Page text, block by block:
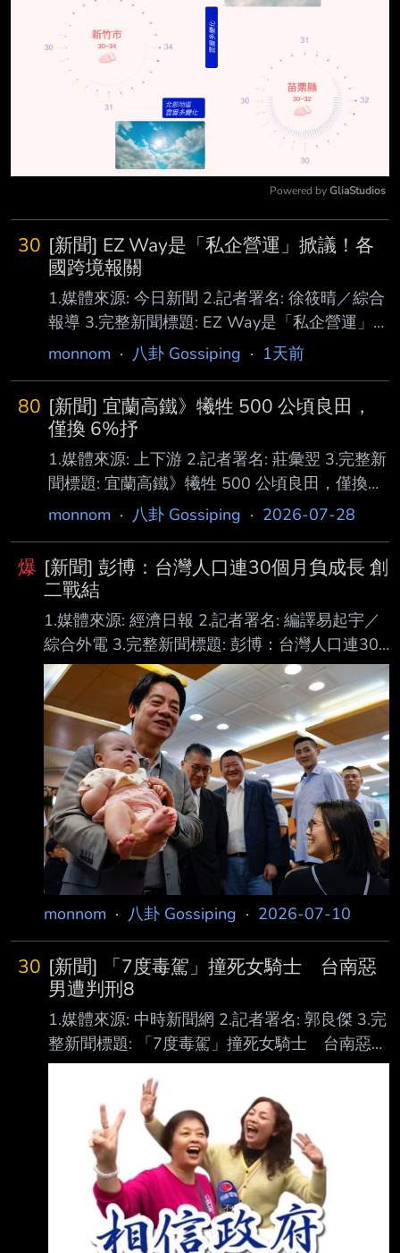
Powered by GliaStudios
30 [新聞] EZ Way是「私企營運」掀議！各
國跨境報關
1.媒體來源: 今日新聞 2.記者署名: 徐筱晴／綜合
報導 3.完整新聞標題: EZ Way是「私企營運」掀
議！各國跨境報關怎麼做？台灣制度很特殊 4.完
Way易利委」由民間公司營運展開討論，質疑涉
及全民 使用的跨境實名認證系統，卻交由私人
企業維護，是否衍生個資安全與公共治理疑慮。
事 實上，放眼全球，多數國家跨境網購都採電
子化報關，但各國做法不盡相同，台灣採用單
一App辦理實名認證的模式，在主要經濟體中相
對少見。 台灣目前跨境快遞採取「實名認證＋
線上委任
monnom · 八卦 Gossiping · 1天前
80 [新聞] 宜蘭高鐵》犧牲 500 公頃良田，
僅換 6%抒
1.媒體來源: 上下游 2.記者署名: 莊彙翌 3.完整新
聞標題: 宜蘭高鐵》犧牲 500 公頃良田，僅換
6%抒解車流效益？專家：選址黑箱，炒作土地
變，行政院核定高鐵延伸宜蘭，預計投入逾
3600 億元，然而站 址選擇過程備受質疑：政府
原本曾規畫與宜蘭車站共構，周邊也有公有土
地，最後卻改選 「縣政中心南側」，透過區段
徵收大幅開發農地，預計造成 500 公頃良田消
失。 專家與民團質疑，該案耗資逾 3600 億
元，實際紓解國五車流的效益可能僅有 3.4% 至
monnom · 八卦 Gossiping · 2026-07-28
爆 [新聞] 彭博：台灣人口連30個月負成長 創
二戰結
1.媒體來源: 經濟日報 2.記者署名: 編譯易起宇／
綜合外電 3.完整新聞標題: 彭博：台灣人口連30
個月負成長 創二戰結束以來最久紀錄 4.完整新聞
內文: 台灣創下自二戰結束以來維持最久的人口負
成長，凸顯出這個位在全球人工智慧（AI）熱 潮
中心的製造樞紐所面臨的人口挑戰。 內政部10日
數據顯示，截至6月底止，全台人口為2,324萬
3,565人，比去年同期減少0.44% 。據彭博統
計，這將是全台人口連續第30個月下滑，持續期
間超越新冠疫情期間的連29個 月。 和許多東亞
經濟體一樣，台灣在翻轉其全球名列前
monnom · 八卦 Gossiping · 2026-07-10
30 [新聞] 「7度毒駕」撞死女騎士 台南惡
男遭判刑8
1.媒體來源: 中時新聞網 2.記者署名: 郭良傑 3.完
整新聞標題: 「7度毒駕」撞死女騎士 台南惡男
遭判刑8年11月 4.完整新聞內文: 男子連彥宇去
年連續犯下7件毒駕案，其中於114年4月19日
凌晨0點，吸食含依托咪酯及K 他命電子煙後，
駕車行經台南市後壁區台一線公路頂安里300號
前，撞死騎機車的李姓婦 人，台南地院國民法
官庭審理後，3日依違反公共危險之不能安全駕
駛交通工具致人於死 罪判刑8年11月。得上訴。
連彥宇有多項毒品前科，去年因販毒獲判緩刑期